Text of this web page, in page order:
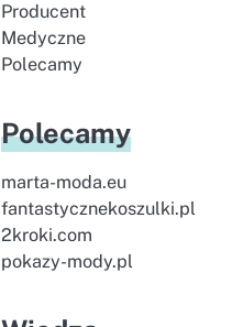
Producent
Medyczne
Polecamy
Polecamy
marta-moda.eu
fantastycznekoszulki.pl
2kroki.com
pokazy-mody.pl